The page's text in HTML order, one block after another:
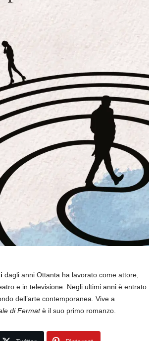
dagli anni Ottanta ha lavorato come attore,
e in televisione. Negli ultimi anni è entrato
dell’arte contemporanea. Vive a
di Fermatè il suo primo romanzo.